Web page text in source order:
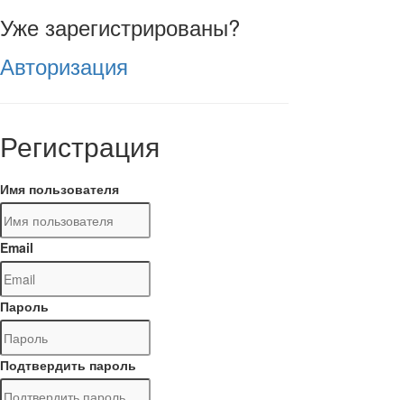
Уже зарегистрированы?
Авторизация
Регистрация
Имя пользователя
Email
Пароль
Подтвердить пароль